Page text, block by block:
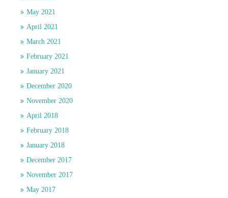
May 2021
April 2021
March 2021
February 2021
January 2021
December 2020
November 2020
April 2018
February 2018
January 2018
December 2017
November 2017
May 2017